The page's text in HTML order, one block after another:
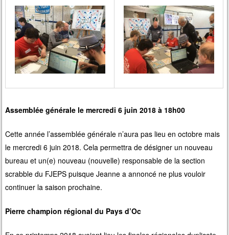
Assemblée générale le mercredi 6 juin 2018 à 18h00
Cette année l’assemblée générale n’aura pas lieu en octobre mais
le mercredi 6 juin 2018. Cela permettra de désigner un nouveau
bureau et un(e) nouveau (nouvelle) responsable de la section
scrabble du FJEPS puisque Jeanne a annoncé ne plus vouloir
continuer la saison prochaine.
Pierre champion régional du Pays d’Oc